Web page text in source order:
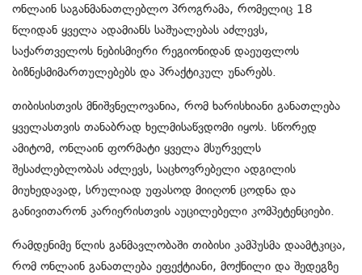
ონლაინ საგანმანათლებლო პროგრამა, რომელიც 18
წლიდან ყველა ადამიანს საშუალებას აძლევს,
საქართველოს ნებისმიერი რეგიონიდან დაეუფლოს
ბიზნესმიმართულებებს და პრაქტიკულ უნარებს.
თიბისისთვის მნიშვნელოვანია, რომ ხარისხიანი განათლება
ყველასთვის თანაბრად ხელმისაწვდომი იყოს. სწორედ
ამიტომ, ონლაინ ფორმატი ყველა მსურველს
შესაძლებლობას აძლევს, საცხოვრებელი ადგილის
მიუხედავად, სრულიად უფასოდ მიიღონ ცოდნა და
განივითარონ კარიერისთვის აუცილებელი კომპეტენციები.
რამდენიმე წლის განმავლობაში თიბისი კამპუსმა დაამტკიცა,
რომ ონლაინ განათლება ეფექტიანი, მოქნილი და შედეგზე